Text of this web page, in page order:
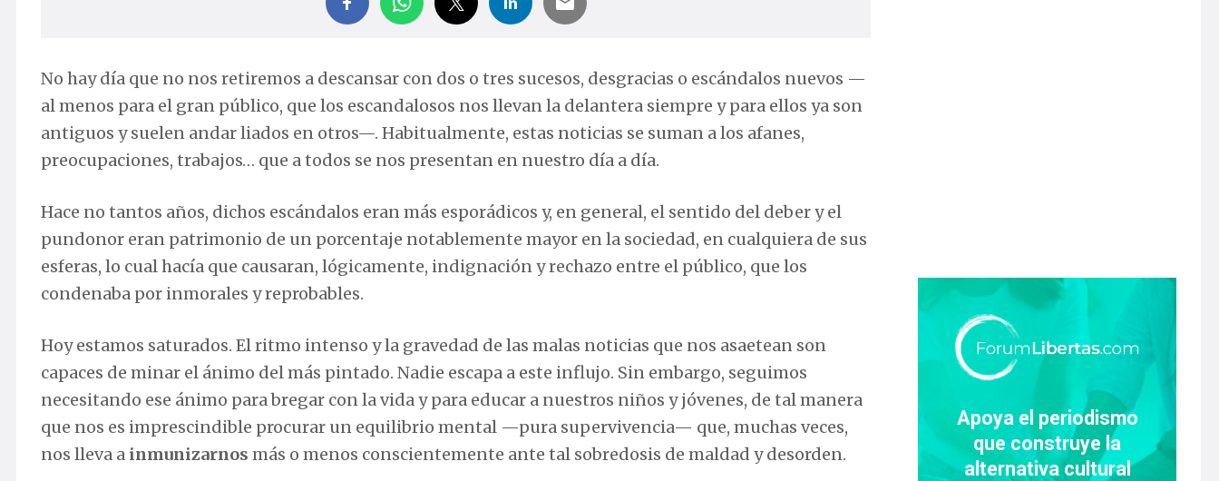
No hay día que no nos retiremos a descansar con dos o tres sucesos, desgracias o escándalos nuevos —
al menos para el gran público, que los escandalosos nos llevan la delantera siempre y para ellos ya son
antiguos y suelen andar liados en otros—. Habitualmente, estas noticias se suman a los afanes,
preocupaciones, trabajos… que a todos se nos presentan en nuestro día a día.
Hace no tantos años, dichos escándalos eran más esporádicos y, en general, el sentido del deber y el
pundonor eran patrimonio de un porcentaje notablemente mayor en la sociedad, en cualquiera de sus
esferas, lo cual hacía que causaran, lógicamente, indignación y rechazo entre el público, que los
condenaba por inmorales y reprobables.
Hoy estamos saturados. El ritmo intenso y la gravedad de las malas noticias que nos asaetean son
capaces de minar el ánimo del más pintado. Nadie escapa a este influjo. Sin embargo, seguimos
necesitando ese ánimo para bregar con la vida y para educar a nuestros niños y jóvenes, de tal manera
que nos es imprescindible procurar un equilibrio mental —pura supervivencia— que, muchas veces,
nos lleva a inmunizarnos más o menos conscientemente ante tal sobredosis de maldad y desorden.
Apoya el periodismo
que construye la
alternativa cultural